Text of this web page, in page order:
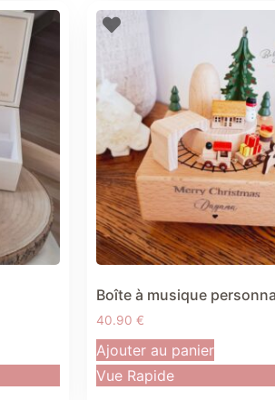
Boîte à musique
40.90 €
Ajouter au panier
Vue Rapide